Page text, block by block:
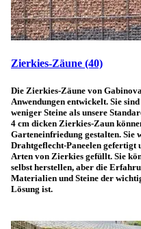
Zierkies-Zäune (40)
Die Zierkies-Zäune von
Anwendungen entwickelt. Sie
weniger Steine als unsere
4 cm dicken Zierkies-Zaun
Garteneinfriedung gestalten. Sie
Drahtgeflecht-Paneelen gefertigt
Arten von Zierkies gefüllt. Sie
selbst herstellen, aber die
Materialien und Steine der
Lösung ist.